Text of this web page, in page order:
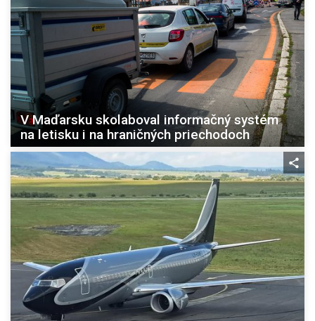
V Maďarsku skolaboval informačný systém
na letisku i na hraničných priechodoch